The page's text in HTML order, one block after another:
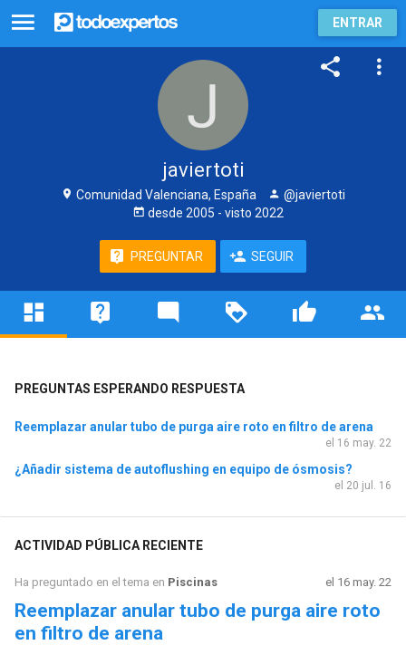
ENTRAR
javiertoti
Comunidad Valenciana, España
@javiertoti
desde 2005 - visto 2022
PREGUNTAR SEGUIR
PREGUNTAS ESPERANDO RESPUESTA
Reemplazar anular tubo de purga aire roto en filtro de arena
el 16 may. 22
¿Añadir sistema de autoflushing en equipo de ósmosis?
el 20 jul. 16
ACTIVIDAD PÚBLICA RECIENTE
Ha preguntado en el tema en Piscinas el 16 may. 22
Reemplazar anular tubo de purga aire roto
en filtro de arena